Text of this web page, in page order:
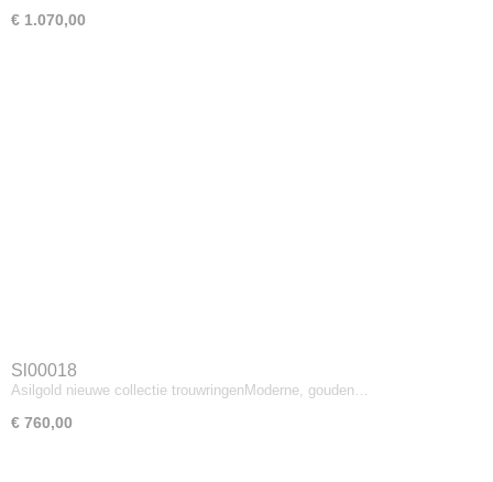
€ 1.070,00
Sl00018
Asilgold nieuwe collectie trouwringenModerne, gouden…
€ 760,00